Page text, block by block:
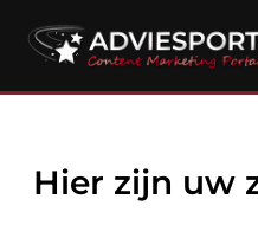
Hier zijn uw